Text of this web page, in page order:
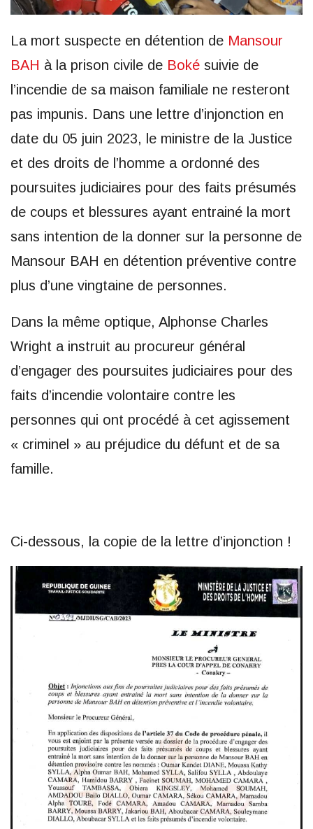
La mort suspecte en détention de Mansour
BAH à la prison civile de Boké suivie de
l’incendie de sa maison familiale ne resteront
pas impunis. Dans une lettre d’injonction en
date du 05 juin 2023, le ministre de la Justice
et des droits de l’homme a ordonné des
poursuites judiciaires pour des faits présumés
de coups et blessures ayant entrainé la mort
sans intention de la donner sur la personne de
Mansour BAH en détention préventive contre
plus d’une vingtaine de personnes.
Dans la même optique, Alphonse Charles
Wright a instruit au procureur général
d’engager des poursuites judiciaires pour des
faits d’incendie volontaire contre les
personnes qui ont procédé à cet agissement
« criminel » au préjudice du défunt et de sa
famille.
Ci-dessous, la copie de la lettre d’injonction !